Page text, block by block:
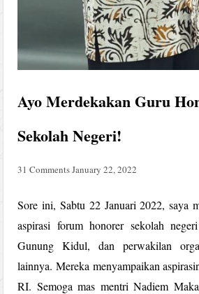
Ayo Merdekakan Guru
Sekolah Negeri!
31 CommentsJanuary 22, 2022
Sore ini, Sabtu 22 Januari 2022, saya
aspirasi forum honorer sekolah
Gunung Kidul, dan perwakilan
lainnya. Mereka menyampaikan
RI. Semoga mas mentri Nadiem